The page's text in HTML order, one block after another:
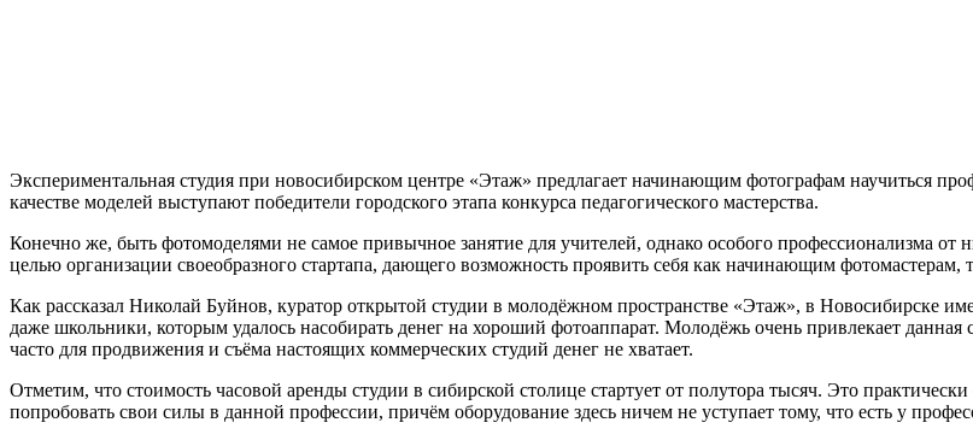
Экспериментальная студия при новосибирском центре «Этаж» предлагает начинающим фотографам научиться
качестве моделей выступают победители городского этапа конкурса педагогического мастерства.
Конечно же, быть фотомоделями не самое привычное занятие для учителей, однако особого профессионализма от
целью организации своеобразного стартапа, дающего возможность проявить себя как начинающим фотомастерам,
Как рассказал Николай Буйнов, куратор открытой студии в молодёжном пространстве «Этаж», в Новосибирске
даже школьники, которым удалось насобирать денег на хороший фотоаппарат. Молодёжь очень привлекает данная
часто для продвижения и съёма настоящих коммерческих студий денег не хватает.
Отметим, что стоимость часовой аренды студии в сибирской столице стартует от полутора тысяч. Это
попробовать свои силы в данной профессии, причём оборудование здесь ничем не уступает тому, что есть у